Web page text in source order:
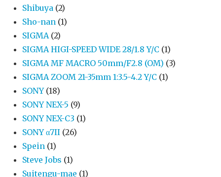
Shibuya (2)
Sho-nan (1)
SIGMA (2)
SIGMA HIGI-SPEED WIDE 28/1.8 Y/C (1)
SIGMA MF MACRO 50mm/F2.8 (OM) (3)
SIGMA ZOOM 21-35mm 1:3.5-4.2 Y/C (1)
SONY (18)
SONY NEX-5 (9)
SONY NEX-C3 (1)
SONY α7II (26)
Spein (1)
Steve Jobs (1)
Suitengu-mae (1)